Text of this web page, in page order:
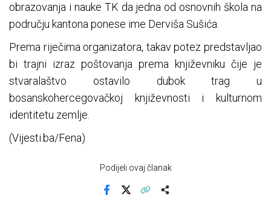
obrazovanja i nauke TK da jedna od osnovnih škola na
području kantona ponese ime Derviša Sušića.
Prema riječima organizatora, takav potez predstavljao
bi trajni izraz poštovanja prema književniku čije je
stvaralaštvo ostavilo dubok trag u
bosanskohercegovačkoj književnosti i kulturnom
identitetu zemlje.
(Vijesti.ba/Fena)
Podijeli ovaj članak